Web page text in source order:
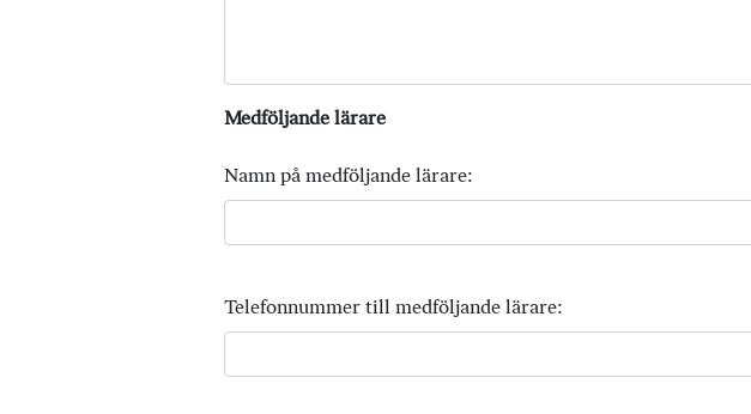
Medföljande lärare
Namn på medföljande lärare:
Telefonnummer till medföljande lärare: